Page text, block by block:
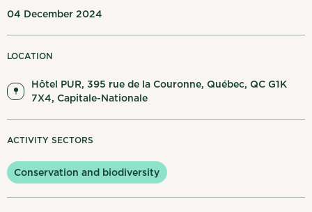
My notifications
04 December 2024
LOCATION
Hôtel PUR, 395 rue de la Couronne, Québec, QC G1K
7X4, Capitale-Nationale
ACTIVITY SECTORS
Conservation and biodiversity